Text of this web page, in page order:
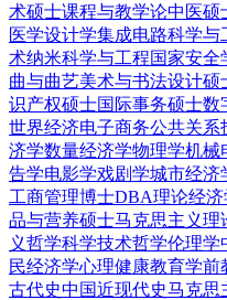
术硕士课程与教学论中医硕
医学设计学集成电路科学与
术纳米科学与工程国家安全
曲与曲艺美术与书法设计硕
识产权硕士国际事务硕士数
世界经济电子商务公共关系
济学数量经济学物理学机械
告学电影学戏剧学城市经济
工商管理博士DBA理论经济
品与营养硕士马克思主义理
义哲学科学技术哲学伦理学
民经济学心理健康教育学前
古代史中国近现代史马克思